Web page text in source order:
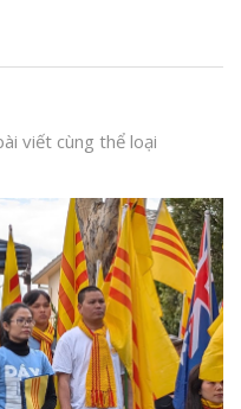
viết cùng thể loại